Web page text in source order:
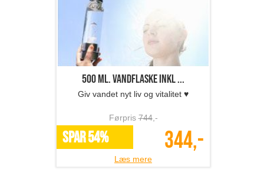
500 ml. vandflaske inkl ...
Giv vandet nyt liv og vitalitet ♥
Førpris744,-
SPAR 54% 344,-
Læs mere